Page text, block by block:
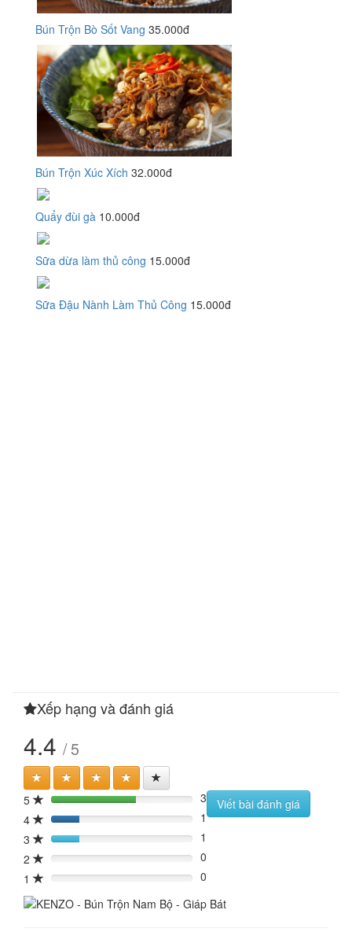
Bún Trộn Bò Sốt Vang 35.000đ
Bún Trộn Xúc Xích 32.000đ
Quẩy đùi gà 10.000đ
Sữa dừa làm thủ công 15.000đ
Sữa Đậu Nành Làm Thủ Công 15.000đ
Xếp hạng và đánh giá
4.4 / 5
5 60%
3
4
20%
1
3
20%
1
2
0%
0
1
0% 0
Viết bài đánh giá